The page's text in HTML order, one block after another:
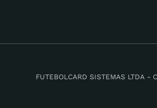
FUTEBOLCARD SISTEMAS LTDA